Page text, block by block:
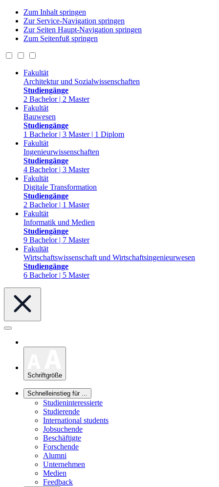
Zum Inhalt springen
Zur Service-Navigation springen
Zur Seiten Haupt-Navigation springen
Zum Seitenfuß springen
Fakultät
Architektur und Sozialwissenschaften
Studiengänge
2 Bachelor | 2 Master
Fakultät
Bauwesen
Studiengänge
1 Bachelor | 3 Master | 1 Diplom
Fakultät
Ingenieurwissenschaften
Studiengänge
4 Bachelor | 3 Master
Fakultät
Digitale Transformation
Studiengänge
2 Bachelor | 1 Master
Fakultät
Informatik und Medien
Studiengänge
9 Bachelor | 7 Master
Fakultät
Wirtschaftswissenschaft und Wirtschaftsingenieurwesen
Studiengänge
6 Bachelor | 5 Master
Schriftgröße
Schnelleinstieg für ...
Studieninteressierte
Studierende
International students
Jobsuchende
Beschäftigte
Forschende
Alumni
Unternehmen
Medien
Feedback